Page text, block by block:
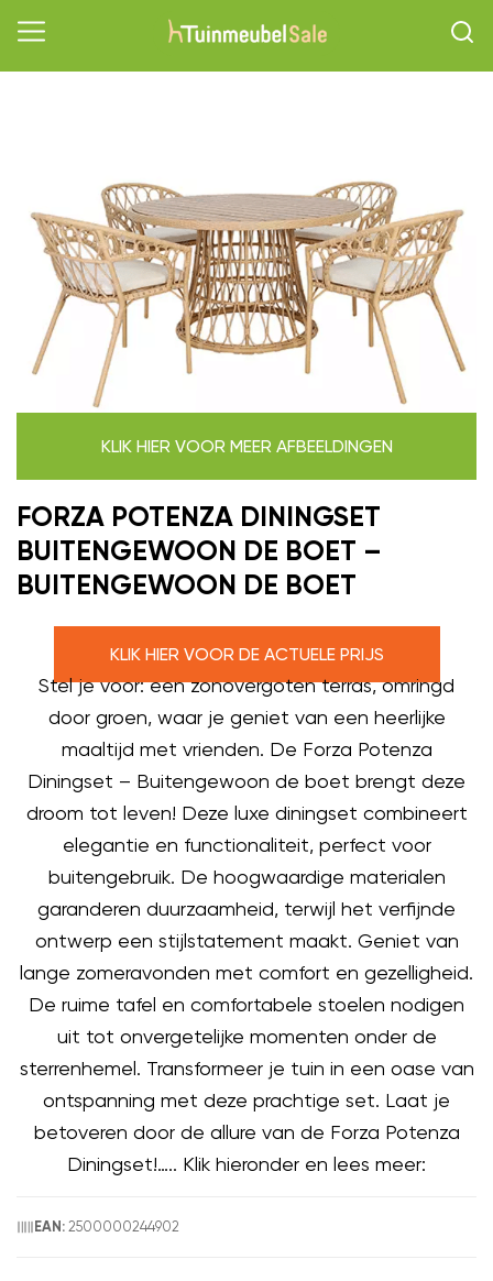
KLIK HIER VOOR MEER AFBEELDINGEN
FORZA POTENZA DININGSET
BUITENGEWOON DE BOET –
BUITENGEWOON DE BOET
KLIK HIER VOOR DE ACTUELE PRIJS
Stel je voor: een zonovergoten terras, omringd
door groen, waar je geniet van een heerlijke
maaltijd met vrienden. De Forza Potenza
Diningset – Buitengewoon de boet brengt deze
droom tot leven! Deze luxe diningset combineert
elegantie en functionaliteit, perfect voor
buitengebruik. De hoogwaardige materialen
garanderen duurzaamheid, terwijl het verfijnde
ontwerp een stijlstatement maakt. Geniet van
lange zomeravonden met comfort en gezelligheid.
De ruime tafel en comfortabele stoelen nodigen
uit tot onvergetelijke momenten onder de
sterrenhemel. Transformeer je tuin in een oase van
ontspanning met deze prachtige set. Laat je
betoveren door de allure van de Forza Potenza
Diningset!….. Klik hieronder en lees meer:
EAN: 2500000244902